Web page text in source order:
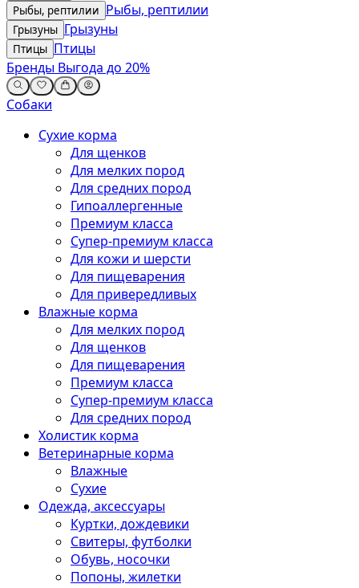
Рыбы, рептилии Рыбы, рептилии
Грызуны Грызуны
Птицы Птицы
Бренды Выгода до 20%
Собаки
Сухие корма
Для щенков
Для мелких пород
Для средних пород
Гипоаллергенные
Премиум класса
Супер-премиум класса
Для кожи и шерсти
Для пищеварения
Для привередливых
Влажные корма
Для мелких пород
Для щенков
Для пищеварения
Премиум класса
Супер-премиум класса
Для средних пород
Холистик корма
Ветеринарные корма
Влажные
Сухие
Одежда, аксессуары
Куртки, дождевики
Свитеры, футболки
Обувь, носочки
Попоны, жилетки